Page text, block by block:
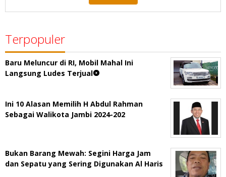
Terpopuler
Baru Meluncur di RI, Mobil Mahal Ini
Langsung Ludes Terjual
Ini 10 Alasan Memilih H Abdul Rahman
Sebagai Walikota Jambi 2024-202
Bukan Barang Mewah: Segini Harga Jam
dan Sepatu yang Sering Digunakan Al Haris